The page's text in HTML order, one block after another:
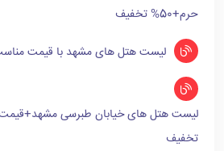
حرم+50% تخفیف
لیست هتل های مشهد با قیمت
تخفیف